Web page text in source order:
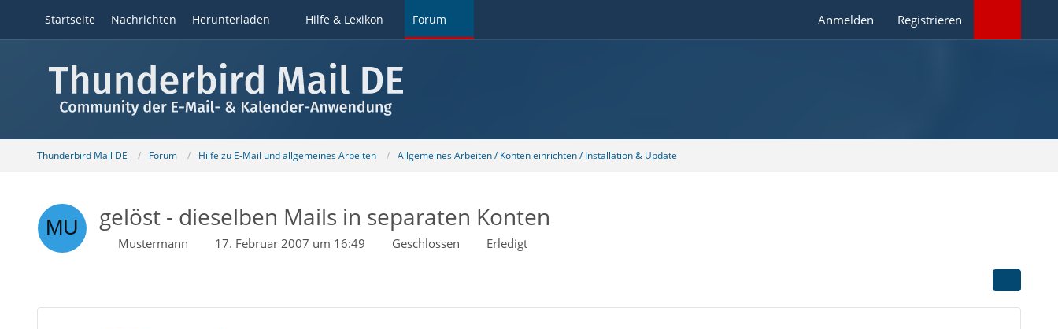
Startseite Nachrichten Herunterladen Hilfe & Lexikon Forum Anmelden Registrieren
Thunderbird Mail DE Forum Hilfe zu E-Mail und allgemeines Arbeiten Allgemeines Arbeiten / Konten einrichten / Installation & Update
gelöst - dieselben Mails in separaten Konten
Mustermann 17. Februar 2007 um 16:49 Geschlossen Erledigt